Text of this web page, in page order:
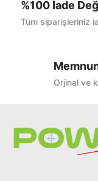
%100 İade
Tüm siparişleriniz
Orjinal ve